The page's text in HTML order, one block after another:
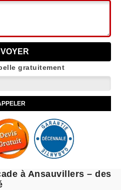
gratuitement
à Ansauvillers – des